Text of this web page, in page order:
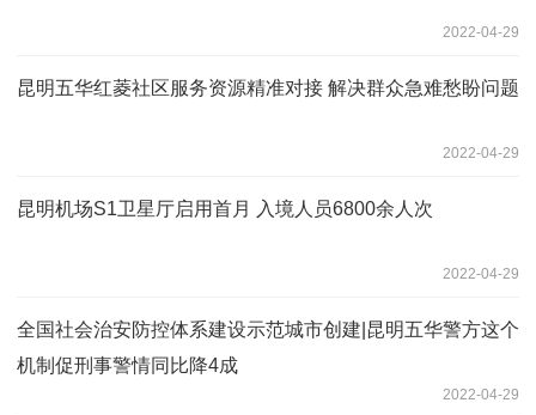
2022-04-29
昆明五华红菱社区服务资源精准对接 解决群众急难愁盼问题
2022-04-29
昆明机场S1卫星厅启用首月 入境人员6800余人次
2022-04-29
全国社会治安防控体系建设示范城市创建|昆明五华警方这个
机制促刑事警情同比降4成
2022-04-29